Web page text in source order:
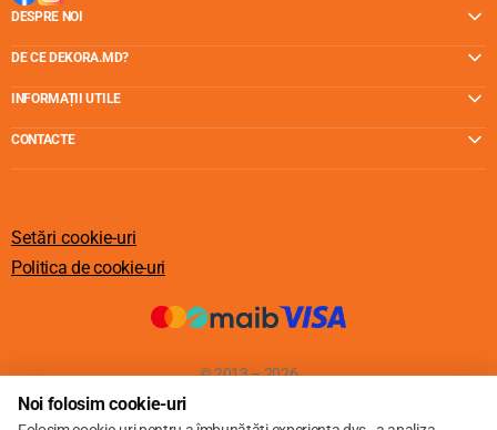
DESPRE NOI
DE CE DEKORA.MD?
INFORMAȚII UTILE
CONTACTE
Setări cookie-uri
Politica de cookie-uri
© 2013 – 2026
Noi folosim cookie-uri